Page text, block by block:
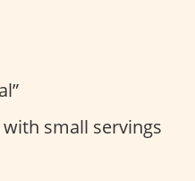
small servings